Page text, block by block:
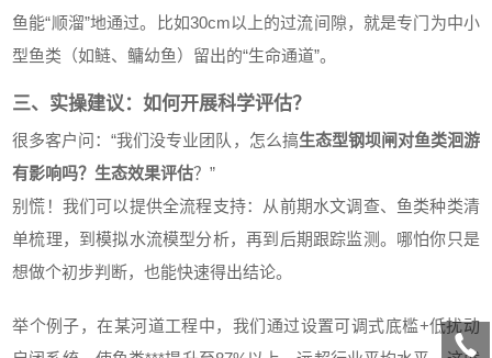
鱼能“顺溜”地通过。比如30cm以上的过流间隙，就是专门为中小
型鱼类（如鲢、鳙幼鱼）留出的“生命通道”。
三、实操建议：如何开展科学评估？
很多客户问：“我们没专业团队，怎么搞生态型钢坝闸对鱼类洄游
有影响吗？生态效果评估？”
别慌！我们可以提供全流程支持：从前期水文调查、鱼类种类清
单梳理，到模拟水流模型分析，再到后期跟踪监测。哪怕你只是
想做个初步判断，也能快速得出结论。
举个例子，在某河道工程中，我们通过设置可调式底槛+低扰动